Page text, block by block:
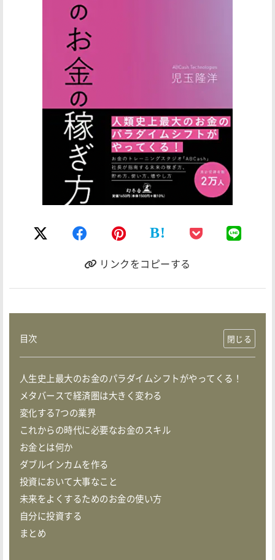
B!
リンクをコピーする
目次
人生史上最大のお金のパラダイムシフトがやってくる！
メタバースで経済圏は大きく変わる
変化する7つの業界
これからの時代に必要なお金のスキル
お金とは何か
ダブルインカムを作る
投資において大事なこと
未来をよくするためのお金の使い方
自分に投資する
まとめ